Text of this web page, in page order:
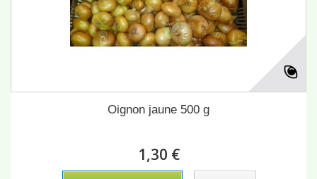
Oignon jaune 500 g
1,30 €